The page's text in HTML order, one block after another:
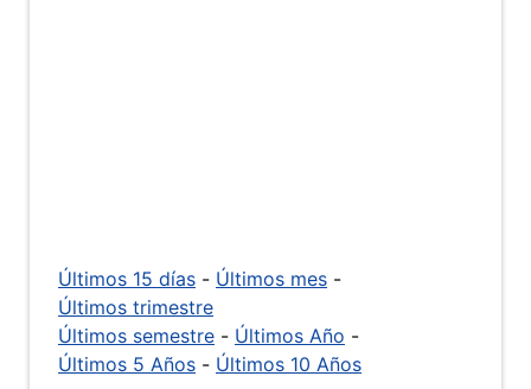
Últimos 15 días - Últimos mes -
Últimos trimestre
Últimos semestre - Últimos Año -
Últimos 5 Años - Últimos 10 Años